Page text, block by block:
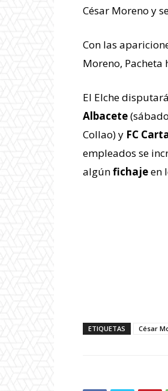
César Moreno y
Con las
Moreno,
El Elche
Albacete
Collao) y FC
empleados se
algúnfichajeen
ETIQUETAS César